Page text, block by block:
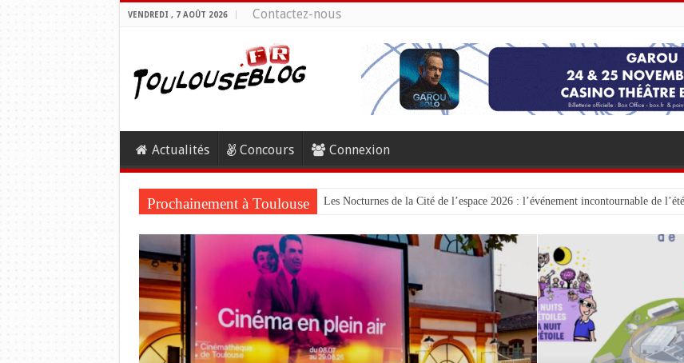
VENDREDI , 7 AOÛT 2026 Contactez-nous
Actualités Concours Connexion
Prochainement à Toulouse Les Nocturnes de la Cité de l’espace 2026 : l’événement incontournable de